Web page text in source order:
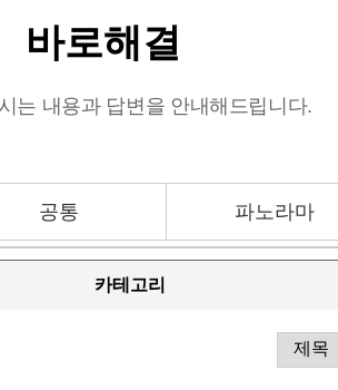
바로해결
는 내용과 답변을 안내해드립니다.
공통 파노라마
카테고리